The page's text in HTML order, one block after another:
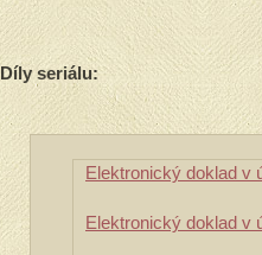
Díly seriálu:
Elektronický doklad v
Elektronický doklad v